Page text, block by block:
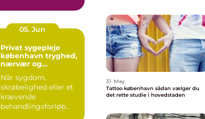
05. Jun
Privat sygepleje
københavn tryghed,
nærvær og
Når sygdom,
skrøbelighed eller et
krævende
behandlingsforløb
31. May
Tattoo københavn sådan vælger du
det rette studie i hovedstaden